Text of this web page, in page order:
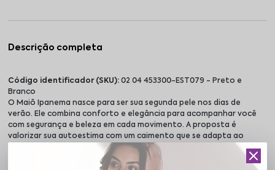
Descrição completa
Código identificador (SKU): 02 04 453300-EST079 - Preto e
Branco
O Maiô Ipanema nasce para ser sua segunda pele nos dias de
verão. Ele combina conforto e elegância para acompanhar você
com segurança e beleza em cada movimento. A proposta é
valorizar sua autoestima com um caimento que se adapta ao
corpo de forma natural. O tecido em poliamida de alta qualidade
entrega toque macio, secagem rápida e sensação leve durante